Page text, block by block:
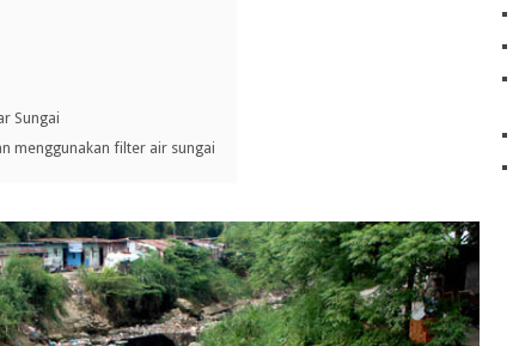
Sungai
menggunakan filter air sungai